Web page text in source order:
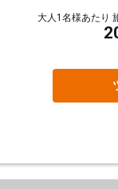
大人1名様あたり